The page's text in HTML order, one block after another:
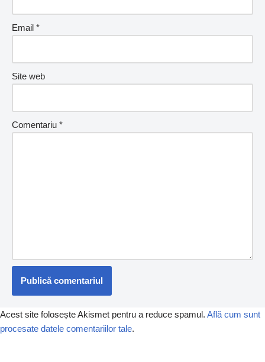
Email *
Site web
Comentariu *
Acest site folosește Akismet pentru a reduce spamul. Află cum sunt
procesate datele comentariilor tale.